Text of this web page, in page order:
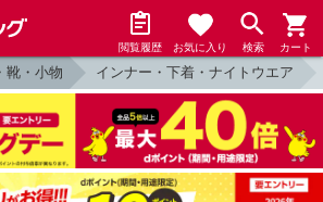
閲覧履歴 お気に入り 検索 カート
靴・小物 インナー・下着・ナイトウエア